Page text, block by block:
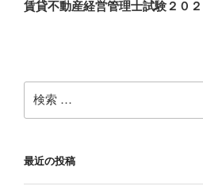
ン
賃貸不動産経営管理士試験２０２
索:
最近の投稿